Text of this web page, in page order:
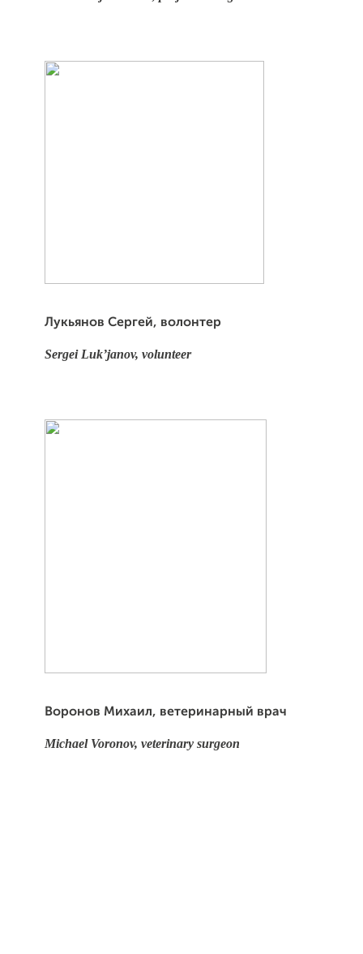
Лукьянов Сергей, волонтер
Sergei Luk’janov, volunteer
Воронов Михаил, ветеринарный врач
Michael Voronov, veterinary surgeon